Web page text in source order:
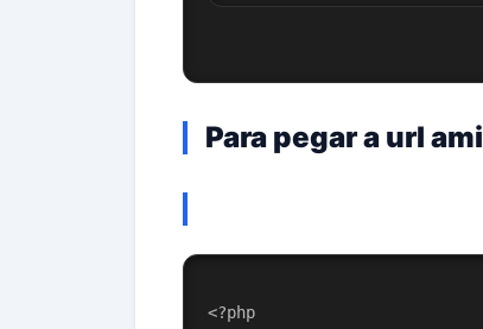
Para pegar a url
<?php